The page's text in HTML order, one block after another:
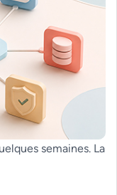
semaines. La